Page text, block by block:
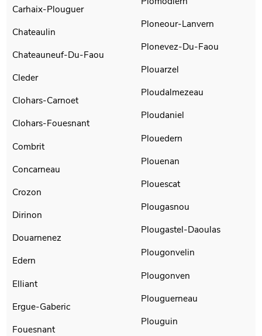
Carhaix-Plouguer
Chateaulin
Chateauneuf-Du-Faou
Cleder
Clohars-Carnoet
Clohars-Fouesnant
Combrit
Concarneau
Crozon
Dirinon
Douarnenez
Edern
Elliant
Ergue-Gaberic
Fouesnant
Ploneour-Lanvern
Plonevez-Du-Faou
Plouarzel
Ploudalmezeau
Ploudaniel
Plouedern
Plouenan
Plouescat
Plougasnou
Plougastel-Daoulas
Plougonvelin
Plougonven
Plouguerneau
Plouguin